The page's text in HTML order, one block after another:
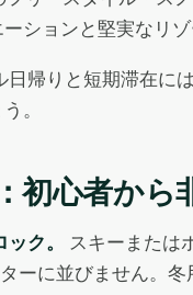
ションと堅実なリ
日帰りと短期滞在に
。
初心者から
ク。
スキーまたは
ーに並びません。冬